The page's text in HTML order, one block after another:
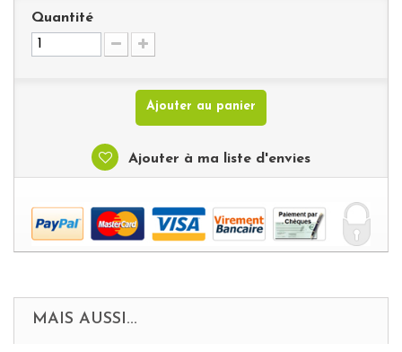
Quantité
Ajouter au panier
Ajouter à ma liste d'envies
MAIS AUSSI...